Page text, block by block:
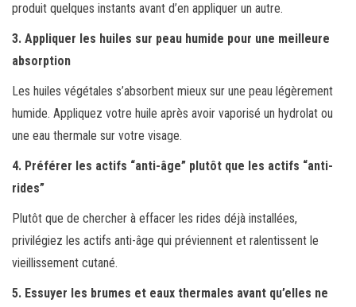
produit quelques instants avant d’en appliquer un autre.
3. Appliquer les huiles sur peau humide pour une meilleure
absorption
Les huiles végétales s’absorbent mieux sur une peau légèrement
humide. Appliquez votre huile après avoir vaporisé un hydrolat ou
une eau thermale sur votre visage.
4. Préférer les actifs “anti-âge” plutôt que les actifs “anti-
rides”
Plutôt que de chercher à effacer les rides déjà installées,
privilégiez les actifs anti-âge qui préviennent et ralentissent le
vieillissement cutané.
5. Essuyer les brumes et eaux thermales avant qu’elles ne